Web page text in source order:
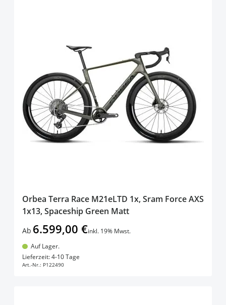
Orbea Terra Race M21eLTD 1x, Sram Force AXS
1x13, Spaceship Green Matt
Ab 6.599,00 €inkl. 19% Mwst.
Auf Lager.
Lieferzeit: 4-10 Tage
Art.-Nr.: P122490